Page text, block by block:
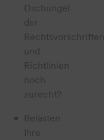
Dschungel
der
Rechtsvorschriften
und
Richtlinien
noch
zurecht?
Belasten
Ihre